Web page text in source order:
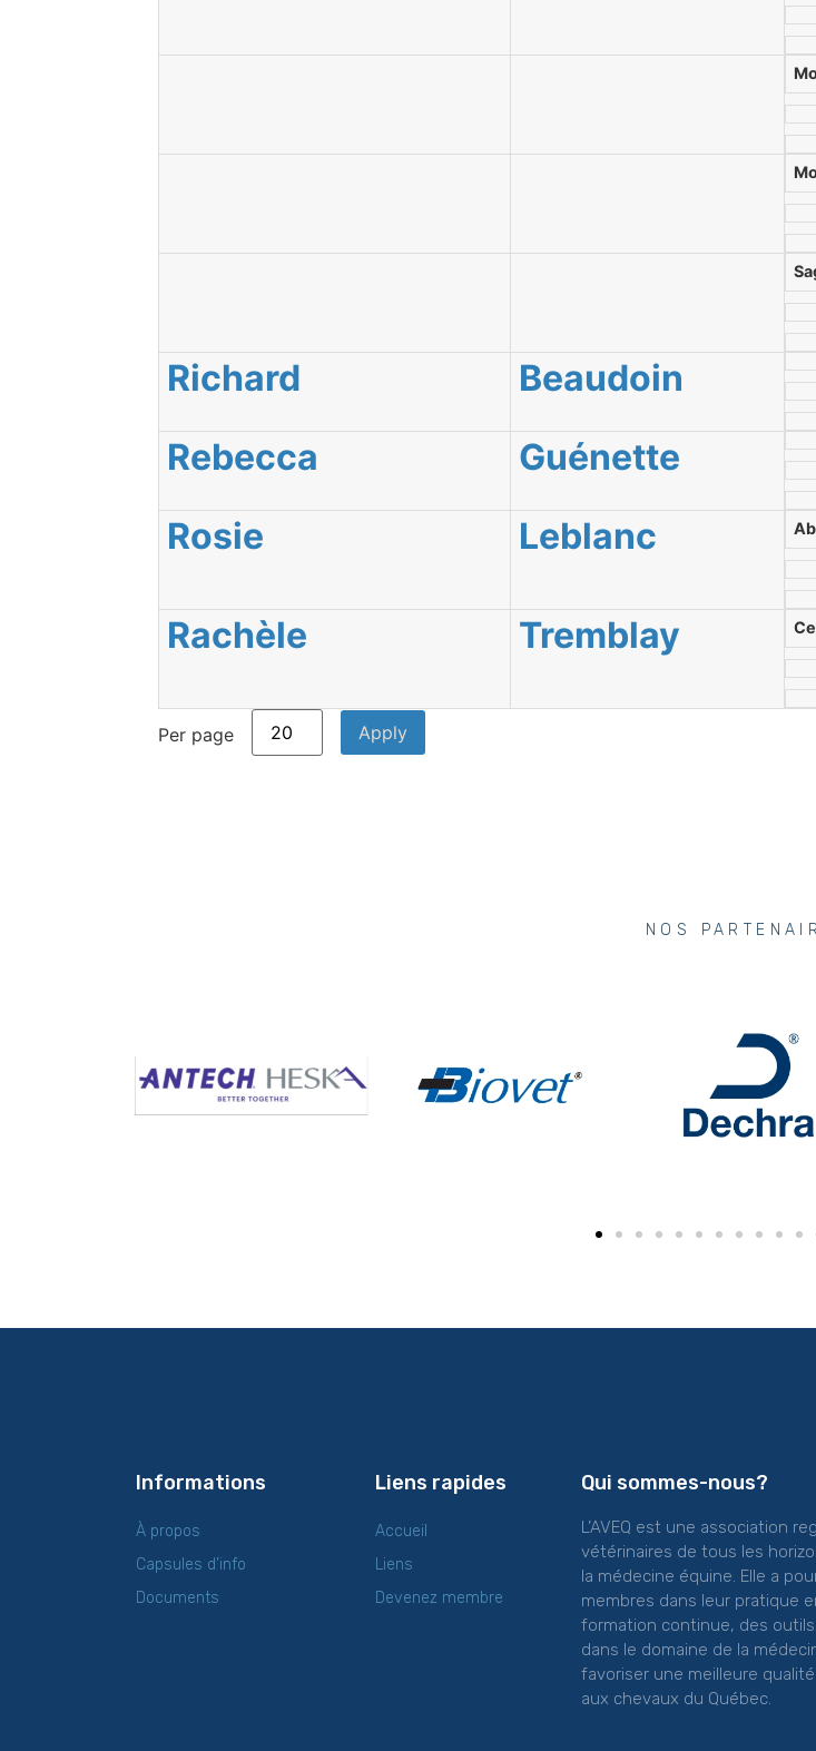
Richard Beaudoin
Rebecca Guénette
Rosie Leblanc
Rachèle Tremblay
Per page
NOS
Informations
À propos
Capsules d’info
Documents
Liens rapides
Accueil
Liens
Devenez membre
Qui sommes-nous?
L’AVEQ est une association
vétérinaires de tous les
la médecine équine. Elle a
membres dans leur pratique
formation continue, des
dans le domaine de la
favoriser une meilleure
aux chevaux du Québec.